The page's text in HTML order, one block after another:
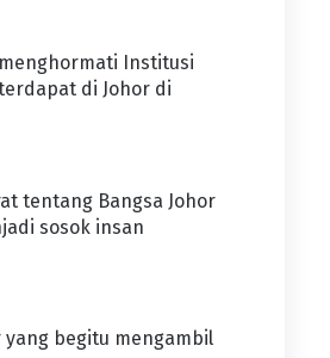
Institusi
di Johor di
tentang Bangsa Johor
sosok insan
yang begitu mengambil